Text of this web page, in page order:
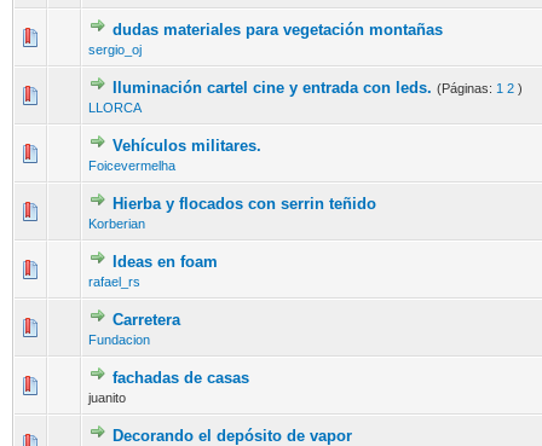
dudas materiales para vegetación montañas
sergio_oj
Iluminación cartel cine y entrada con leds. (Páginas: 1 2 )
LLORCA
Vehículos militares.
Foicevermelha
Hierba y flocados con serrin teñido
Korberian
Ideas en foam
rafael_rs
Carretera
Fundacion
fachadas de casas
juanito
Decorando el depósito de vapor